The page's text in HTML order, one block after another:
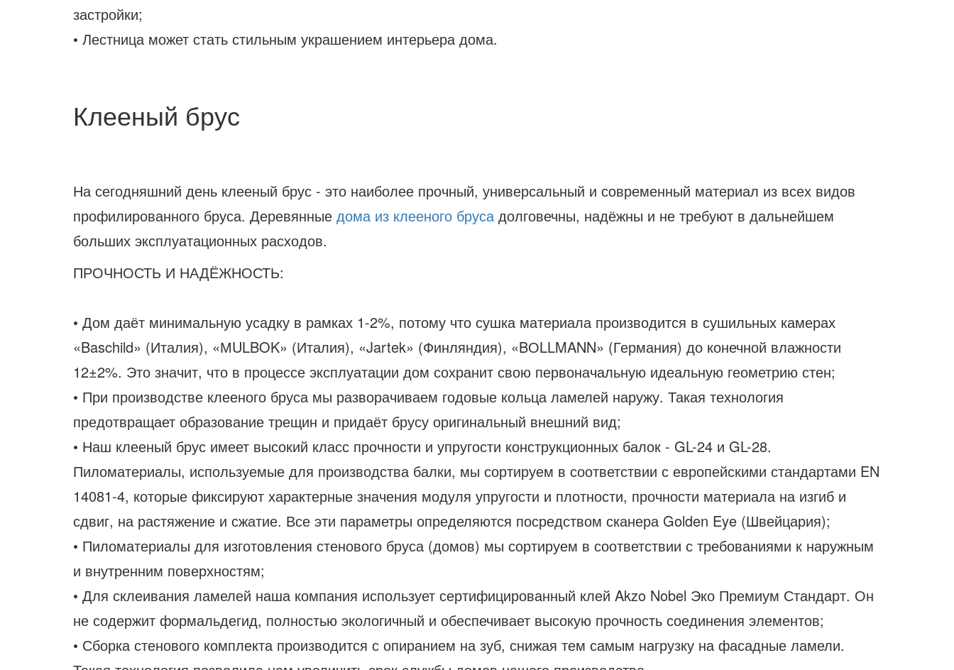
застройки;
• Лестница может стать стильным украшением интерьера дома.
Клееный брус
На сегодняшний день клееный брус - это наиболее прочный, универсальный и современный материал из всех видов
профилированного бруса. Деревянные дома из клееного бруса долговечны, надёжны и не требуют в дальнейшем
больших эксплуатационных расходов.
ПРОЧНОСТЬ И НАДЁЖНОСТЬ:
• Дом даёт минимальную усадку в рамках 1-2%, потому что сушка материала производится в сушильных камерах
«Baschild» (Италия), «МULBOK» (Италия), «Jartek» (Финляндия), «BОLLMANN» (Германия) до конечной влажности
12±2%. Это значит, что в процессе эксплуатации дом сохранит свою первоначальную идеальную геометрию стен;
• При производстве клееного бруса мы разворачиваем годовые кольца ламелей наружу. Такая технология
предотвращает образование трещин и придаёт брусу оригинальный внешний вид;
• Наш клееный брус имеет высокий класс прочности и упругости конструкционных балок - GL-24 и GL-28.
Пиломатериалы, используемые для производства балки, мы сортируем в соответствии с европейскими стандартами EN
14081-4, которые фиксируют характерные значения модуля упругости и плотности, прочности материала на изгиб и
сдвиг, на растяжение и сжатие. Все эти параметры определяются посредством сканера Golden Eye (Швейцария);
• Пиломатериалы для изготовления стенового бруса (домов) мы сортируем в соответствии с требованиями к наружным
и внутренним поверхностям;
• Для склеивания ламелей наша компания использует сертифицированный клей Akzo Nobel Эко Премиум Стандарт. Он
не содержит формальдегид, полностью экологичный и обеспечивает высокую прочность соединения элементов;
• Сборка стенового комплекта производится с опиранием на зуб, снижая тем самым нагрузку на фасадные ламели.